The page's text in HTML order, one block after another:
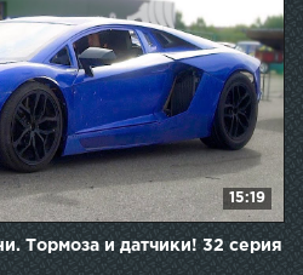
15:19
Тормоза и датчики! 32 серия